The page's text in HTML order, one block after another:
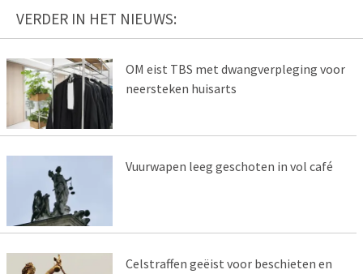
VERDER IN HET NIEUWS:
OM eist TBS met dwangverpleging voor
neersteken huisarts
Vuurwapen leeg geschoten in vol café
Celstraffen geëist voor beschieten en